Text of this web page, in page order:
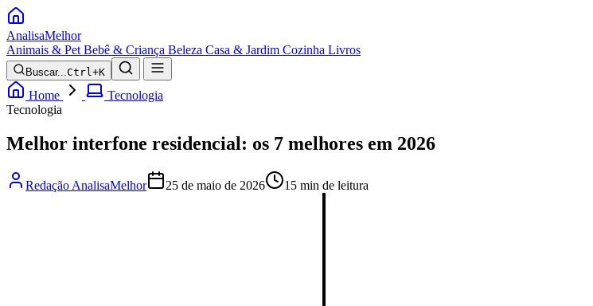
AnalisaMelhor
Animais & Pet Bebê & Criança Beleza Casa & Jardim Cozinha Livros
Buscar...Ctrl+K
Home
Tecnologia
Tecnologia
Melhor interfone residencial: os 7 melhores em 2026
Redação AnalisaMelhor 25 de maio de 2026 15 min de leitura